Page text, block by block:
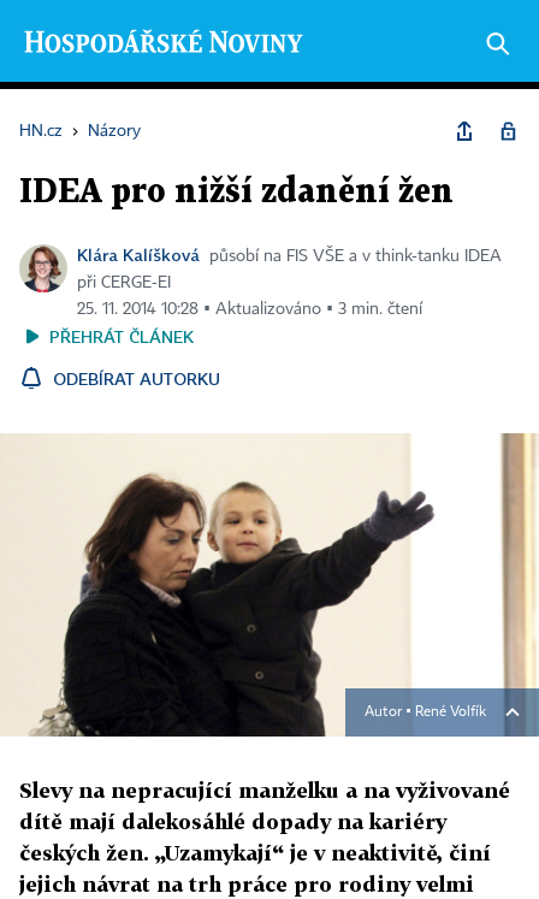
HN.cz › Názory
IDEA pro nižší zdanění žen
Klára Kalíšková
působí na FIS VŠE a v think‑tanku IDEA
při CERGE‑EI
25. 11. 2014 10:28 ▪ Aktualizováno ▪ 3 min. čtení
PŘEHRÁT ČLÁNEK
ODEBÍRAT AUTORKU
Autor ▪ René Volfík
Slevy na nepracující manželku a na vyživované
dítě mají dalekosáhlé dopady na kariéry
českých žen. „Uzamykají“ je v neaktivitě, činí
jejich návrat na trh práce pro rodiny velmi